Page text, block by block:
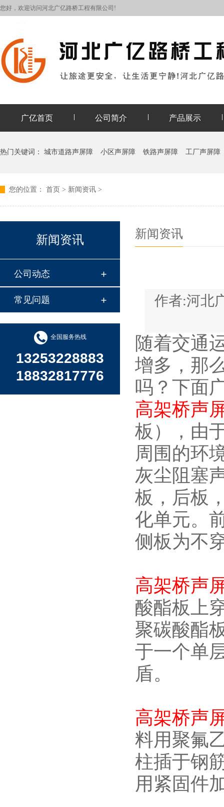
您好，欢迎访问河北广亿路桥工程有限公司!
广亿首页 公司简介 产品展示
热门关键词： 城市道路声屏障 小区声屏障 铁路声屏障 工厂声屏障
您的位置： 首页 > 新闻资讯 >
新闻资讯
公司动态
常见问题
全国服务热线
13253228883
18832817776
新闻资讯
作者:河北
随着交通
增多，那
吗？下面
高架桥声
板），由
周围的环
灰尘阻塞
板，后板
化单元。
侧板为不
高架桥声
酸酯板上
聚碳酸酯
于一个单
盾。
高架桥声
料用聚氟
柱插于钢
用紧固件